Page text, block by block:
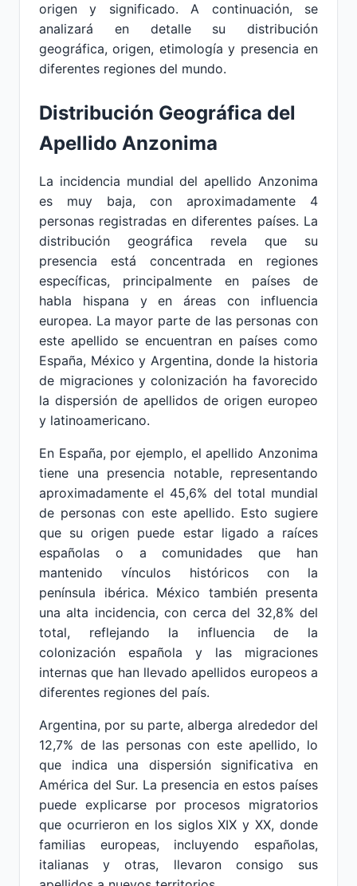
origen y significado. A continuación, se
analizará en detalle su distribución
geográfica, origen, etimología y presencia en
diferentes regiones del mundo.
Distribución Geográfica del
Apellido Anzonima
La incidencia mundial del apellido Anzonima
es muy baja, con aproximadamente 4
personas registradas en diferentes países. La
distribución geográfica revela que su
presencia está concentrada en regiones
específicas, principalmente en países de
habla hispana y en áreas con influencia
europea. La mayor parte de las personas con
este apellido se encuentran en países como
España, México y Argentina, donde la historia
de migraciones y colonización ha favorecido
la dispersión de apellidos de origen europeo
y latinoamericano.
En España, por ejemplo, el apellido Anzonima
tiene una presencia notable, representando
aproximadamente el 45,6% del total mundial
de personas con este apellido. Esto sugiere
que su origen puede estar ligado a raíces
españolas o a comunidades que han
mantenido vínculos históricos con la
península ibérica. México también presenta
una alta incidencia, con cerca del 32,8% del
total, reflejando la influencia de la
colonización española y las migraciones
internas que han llevado apellidos europeos a
diferentes regiones del país.
Argentina, por su parte, alberga alrededor del
12,7% de las personas con este apellido, lo
que indica una dispersión significativa en
América del Sur. La presencia en estos países
puede explicarse por procesos migratorios
que ocurrieron en los siglos XIX y XX, donde
familias europeas, incluyendo españolas,
italianas y otras, llevaron consigo sus